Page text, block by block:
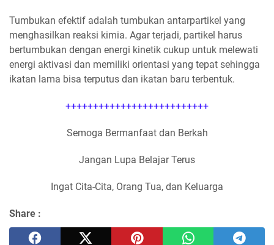
Tumbukan efektif adalah tumbukan antarpartikel yang
menghasilkan reaksi kimia. Agar terjadi, partikel harus
bertumbukan dengan energi kinetik cukup untuk melewati
energi aktivasi dan memiliki orientasi yang tepat sehingga
ikatan lama bisa terputus dan ikatan baru terbentuk.
++++++++++++++++++++++++++
Semoga Bermanfaat dan Berkah
Jangan Lupa Belajar Terus
Ingat Cita-Cita, Orang Tua, dan Keluarga
Share :